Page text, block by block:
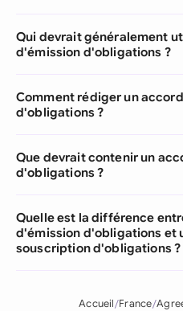
Qui devrait généralement
d'émission d'obligations ?
Comment rédiger un
d'obligations ?
Que devrait contenir un
d'obligations ?
Quelle est la différence
d'émission d'obligations et
souscription d'obligations ?
Accueil France